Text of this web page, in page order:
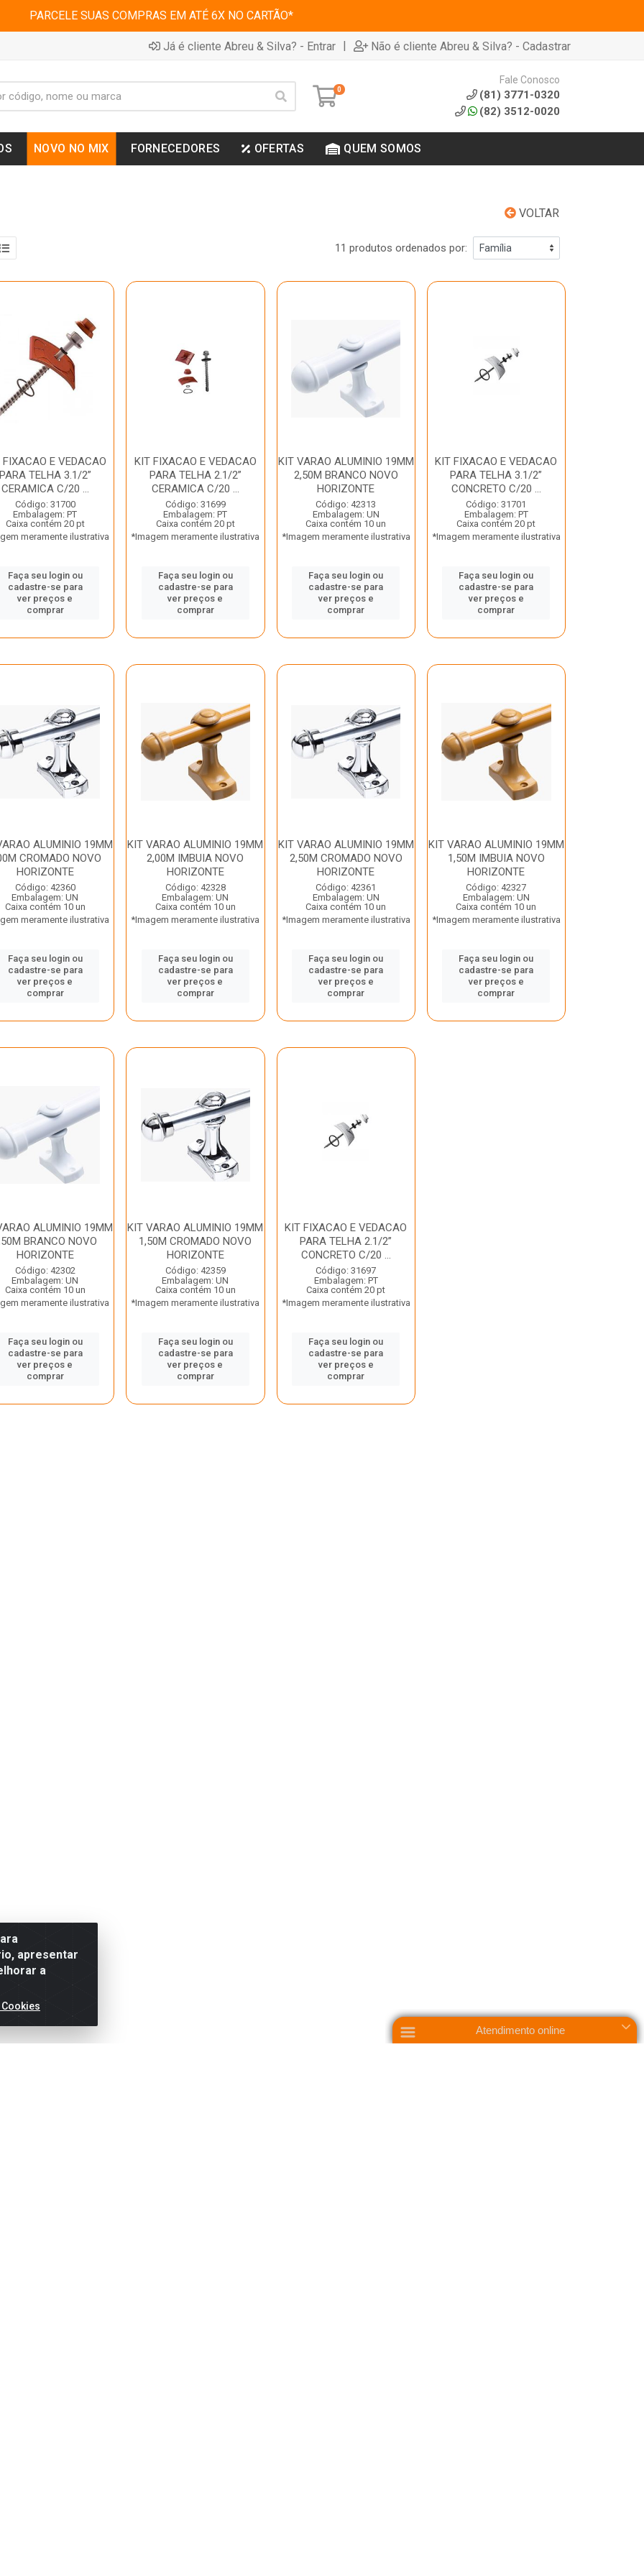
PARCELE SUAS COMPRAS EM ATÉ 6X NO CARTÃO*
Já é cliente Abreu & Silva? - Entrar | Não é cliente Abreu & Silva? - Cadastrar
0
Fale Conosco
(81) 3771-0320
(82) 3512-0020
NOVO NO MIX FORNECEDORES OFERTAS QUEM SOMOS
VOLTAR
11 produtos ordenados por:
E VEDACAO
TELHA 3.1/2”
CERAMICA C/20 ...
Código: 31700
Embalagem: PT
Caixa contém 20 pt
meramente ilustrativa
Faça seu login ou
cadastre-se para
ver preços e
comprar
KIT FIXACAO E VEDACAO
PARA TELHA 2.1/2”
CERAMICA C/20 ...
Código: 31699
Embalagem: PT
Caixa contém 20 pt
*Imagem meramente ilustrativa
Faça seu login ou
cadastre-se para
ver preços e
comprar
KIT VARAO ALUMINIO 19MM
2,50M BRANCO NOVO
HORIZONTE
Código: 42313
Embalagem: UN
Caixa contém 10 un
*Imagem meramente ilustrativa
Faça seu login ou
cadastre-se para
ver preços e
comprar
KIT FIXACAO E VEDACAO
PARA TELHA 3.1/2”
CONCRETO C/20 ...
Código: 31701
Embalagem: PT
Caixa contém 20 pt
*Imagem meramente ilustrativa
Faça seu login ou
cadastre-se para
ver preços e
comprar
ALUMINIO 19MM
CROMADO NOVO
HORIZONTE
Código: 42360
Embalagem: UN
Caixa contém 10 un
meramente ilustrativa
Faça seu login ou
cadastre-se para
ver preços e
comprar
KIT VARAO ALUMINIO 19MM
2,00M IMBUIA NOVO
HORIZONTE
Código: 42328
Embalagem: UN
Caixa contém 10 un
*Imagem meramente ilustrativa
Faça seu login ou
cadastre-se para
ver preços e
comprar
KIT VARAO ALUMINIO 19MM
2,50M CROMADO NOVO
HORIZONTE
Código: 42361
Embalagem: UN
Caixa contém 10 un
*Imagem meramente ilustrativa
Faça seu login ou
cadastre-se para
ver preços e
comprar
KIT VARAO ALUMINIO 19MM
1,50M IMBUIA NOVO
HORIZONTE
Código: 42327
Embalagem: UN
Caixa contém 10 un
*Imagem meramente ilustrativa
Faça seu login ou
cadastre-se para
ver preços e
comprar
ALUMINIO 19MM
BRANCO NOVO
HORIZONTE
Código: 42302
Embalagem: UN
Caixa contém 10 un
meramente ilustrativa
Faça seu login ou
cadastre-se para
ver preços e
comprar
KIT VARAO ALUMINIO 19MM
1,50M CROMADO NOVO
HORIZONTE
Código: 42359
Embalagem: UN
Caixa contém 10 un
*Imagem meramente ilustrativa
Faça seu login ou
cadastre-se para
ver preços e
comprar
KIT FIXACAO E VEDACAO
PARA TELHA 2.1/2”
CONCRETO C/20 ...
Código: 31697
Embalagem: PT
Caixa contém 20 pt
*Imagem meramente ilustrativa
Faça seu login ou
cadastre-se para
ver preços e
comprar
apresentar
a